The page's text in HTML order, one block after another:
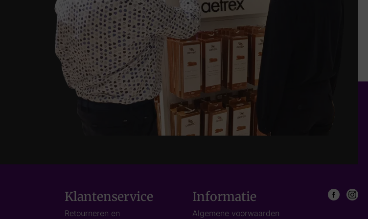
Klantenservice
Retourneren en
Informatie
Algemene voorwaarden